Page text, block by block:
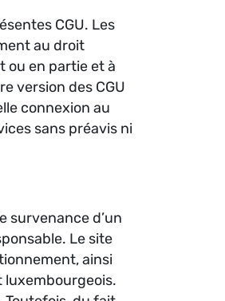
CGU. Les
au droit
ou en partie et à
version des CGU
connexion au
sans préavis ni
survenance d’un
Le site
ainsi
luxembourgeois.